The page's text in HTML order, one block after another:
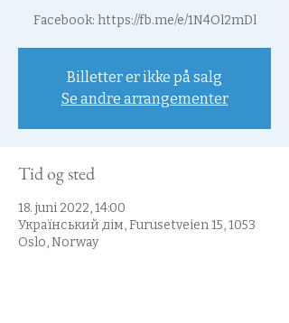
Facebook: https://fb.me/e/1N4Ol2mDl
Billetter er ikke på salg
Se andre arrangementer
Tid og sted
18. juni 2022, 14:00
Український дім, Furusetveien 15, 1053
Oslo, Norway